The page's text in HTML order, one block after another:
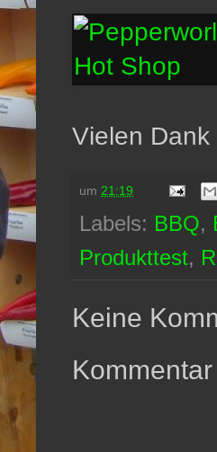
Vielen
um 21:19
Labels: BBQ,
Produkttest,
Keine